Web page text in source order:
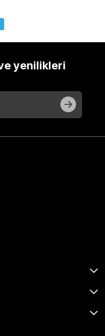
yenilikleri